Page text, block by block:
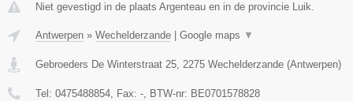
Niet gevestigd in de plaats Argenteau en in de provincie Luik.
Antwerpen » Wechelderzande Google maps ▼
Gebroeders De Winterstraat 25, 2275 Wechelderzande (Antwerpen)
Tel: 0475488854, Fax: -, BTW-nr: BE0701578828